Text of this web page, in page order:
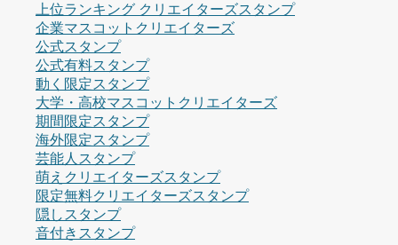
上位ランキング クリエイターズスタンプ
企業マスコットクリエイターズ
公式スタンプ
公式有料スタンプ
動く限定スタンプ
大学・高校マスコットクリエイターズ
期間限定スタンプ
海外限定スタンプ
芸能人スタンプ
萌えクリエイターズスタンプ
限定無料クリエイターズスタンプ
隠しスタンプ
音付きスタンプ